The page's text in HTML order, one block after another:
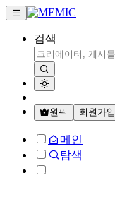
검색
원픽 회원가입
메인
탐색